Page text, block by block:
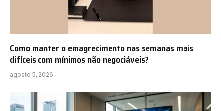
Como manter o emagrecimento nas semanas mais
difíceis com mínimos não negociáveis?
agosto 5, 2026